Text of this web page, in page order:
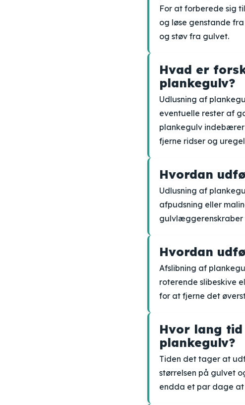
For at forberede sig
og løse genstande
og støv fra gulvet.
Hvad er
plankegulv?
Udlusning af
eventuelle rester af
plankegulv
fjerne ridser og
Hvordan
Udlusning af
afpudsning eller
gulvlæggerenskraber
Hvordan
Afslibning af
roterende slibeskive
for at fjerne det
Hvor lang
plankegulv?
Tiden det tager at
størrelsen på gulvet
endda et par dage at